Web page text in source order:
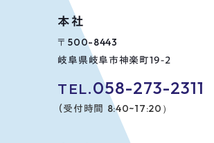
本社
〒500-8443
岐阜県岐阜市神楽町19-2
TEL.058-273-2311
（受付時間 8:40~17:20）